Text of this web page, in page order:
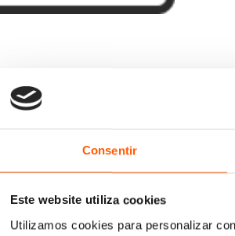
Consentir
Este website utiliza cookies
Utilizamos cookies para personalizar
autor